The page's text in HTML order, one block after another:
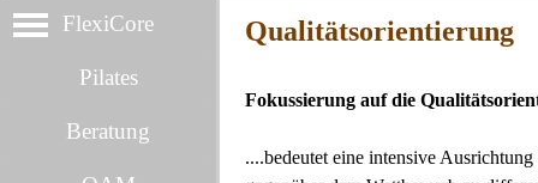
FlexiCore
Pilates
Beratung
Qualitätsorientierung
Fokussierung auf die
....bedeutet eine intensive